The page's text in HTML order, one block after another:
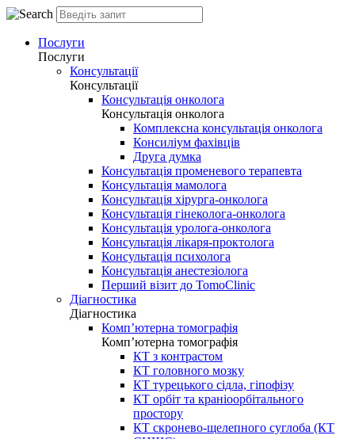
Послуги
Послуги
Консультації
Консультації
Консультація онколога
Консультація онколога
Комплексна консультація онколога
Консиліум фахівців
Друга думка
Консультація променевого терапевта
Консультація мамолога
Консультація хірурга-онколога
Консультація гінеколога-онколога
Консультація уролога-онколога
Консультація лікаря-проктолога
Консультація психолога
Консультація анестезіолога
Перший візит до TomoClinic
Діагностика
Діагностика
Комп’ютерна томографія
Комп’ютерна томографія
КТ з контрастом
КТ головного мозку
КТ турецького сідла, гіпофізу
КТ орбіт та краніоорбітального
простору
КТ скронево-щелепного суглоба (КТ